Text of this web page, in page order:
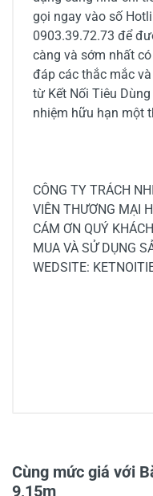
gọi ngay vào số
0903.39.72.73 để
càng và sớm nhất
đáp các thắc mắc
từ Kết Nối Tiêu
nhiệm hữu hạn một
CÔNG TY TRÁCH
VIÊN THƯƠNG MẠI
CÁM ƠN QUÝ
MUA VÀ SỬ DỤNG
WEDSITE:
Cùng mức giá với
9,15m